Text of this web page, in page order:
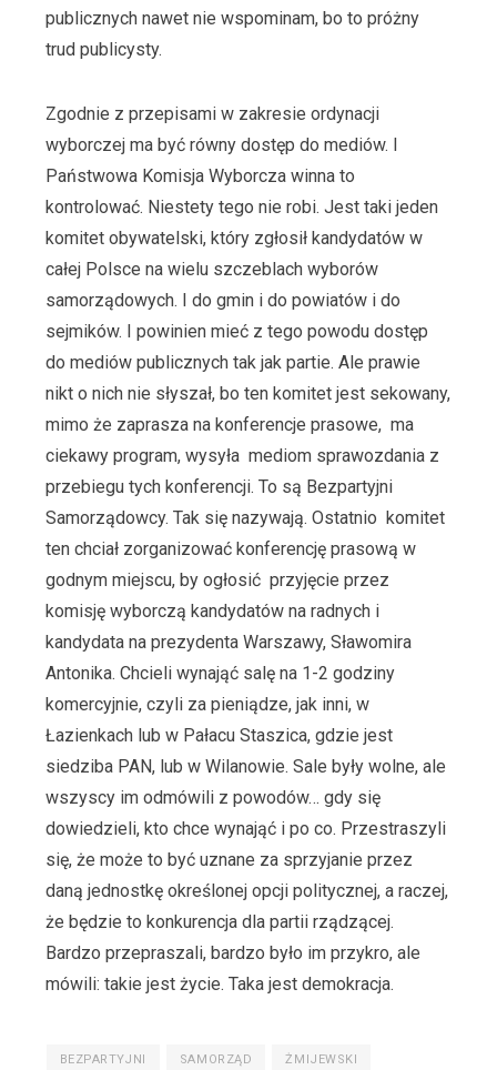
publicznych nawet nie wspominam, bo to próżny
trud publicysty.
Zgodnie z przepisami w zakresie ordynacji
wyborczej ma być równy dostęp do mediów. I
Państwowa Komisja Wyborcza winna to
kontrolować. Niestety tego nie robi. Jest taki jeden
komitet obywatelski, który zgłosił kandydatów w
całej Polsce na wielu szczeblach wyborów
samorządowych. I do gmin i do powiatów i do
sejmików. I powinien mieć z tego powodu dostęp
do mediów publicznych tak jak partie. Ale prawie
nikt o nich nie słyszał, bo ten komitet jest sekowany,
mimo że zaprasza na konferencje prasowe, ma
ciekawy program, wysyła mediom sprawozdania z
przebiegu tych konferencji. To są Bezpartyjni
Samorządowcy. Tak się nazywają. Ostatnio komitet
ten chciał zorganizować konferencję prasową w
godnym miejscu, by ogłosić przyjęcie przez
komisję wyborczą kandydatów na radnych i
kandydata na prezydenta Warszawy, Sławomira
Antonika. Chcieli wynająć salę na 1-2 godziny
komercyjnie, czyli za pieniądze, jak inni, w
Łazienkach lub w Pałacu Staszica, gdzie jest
siedziba PAN, lub w Wilanowie. Sale były wolne, ale
wszyscy im odmówili z powodów… gdy się
dowiedzieli, kto chce wynająć i po co. Przestraszyli
się, że może to być uznane za sprzyjanie przez
daną jednostkę określonej opcji politycznej, a raczej,
że będzie to konkurencja dla partii rządzącej.
Bardzo przepraszali, bardzo było im przykro, ale
mówili: takie jest życie. Taka jest demokracja.
BEZPARTYJNI SAMORZĄD ŻMIJEWSKI